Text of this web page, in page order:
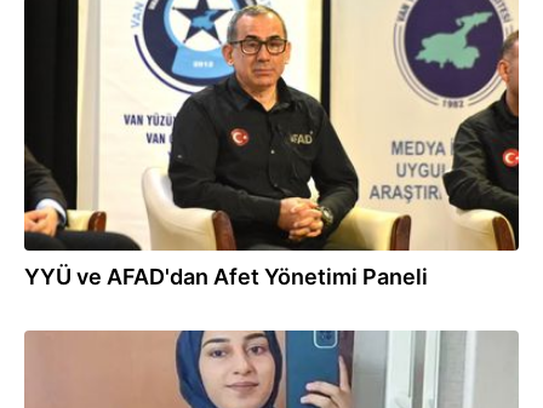
01.04.2026
YYÜ ve AFAD'dan Afet Yönetimi Paneli